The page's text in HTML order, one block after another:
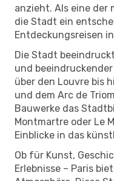
anzieht. Als eine der
die Stadt ein
Entdeckungsreisen
Die Stadt
und
über den Louvre bis
und dem Arc de
Bauwerke das
Montmartre oder Le
Einblicke in das
Ob für Kunst,
Erlebnisse – Paris